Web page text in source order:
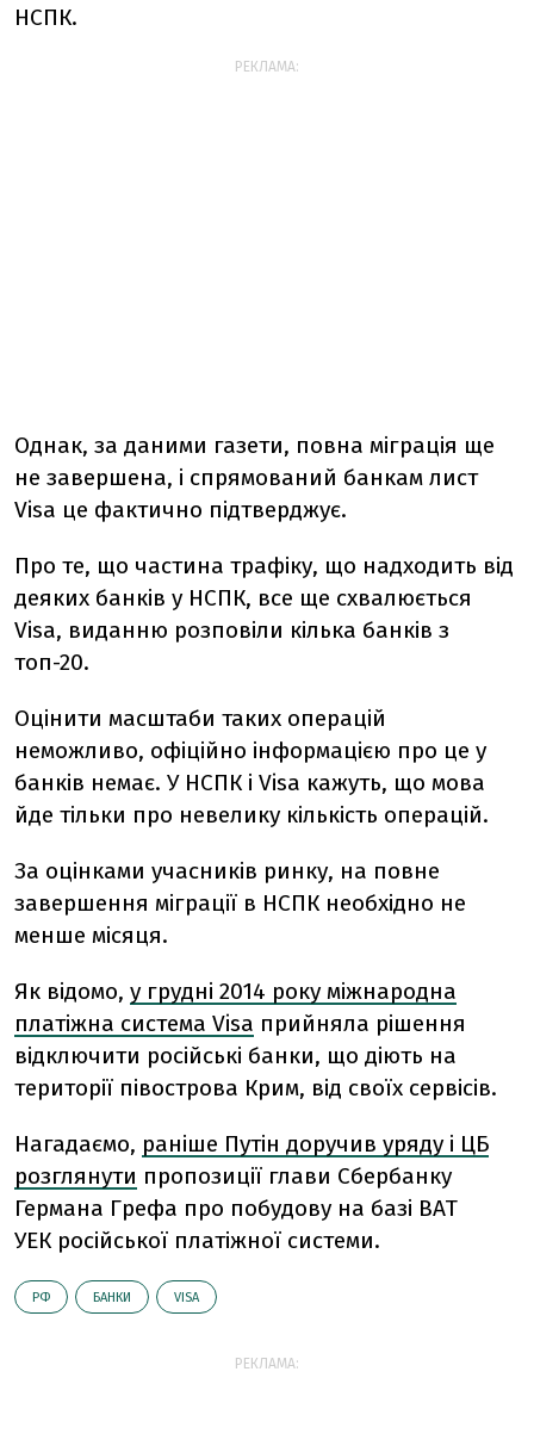
НСПК.
РЕКЛАМА:
Однак, за даними газети, повна міграція ще
не завершена, і спрямований банкам лист
Visa це фактично підтверджує.
Про те, що частина трафіку, що надходить від
деяких банків у НСПК, все ще схвалюється
Visa, виданню розповіли кілька банків з
топ-20.
Оцінити масштаби таких операцій
неможливо, офіційно інформацією про це у
банків немає. У НСПК і Visa кажуть, що мова
йде тільки про невелику кількість операцій.
За оцінками учасників ринку, на повне
завершення міграції в НСПК необхідно не
менше місяця.
Як відомо, у грудні 2014 року міжнародна
платіжна система Visa прийняла рішення
відключити російські банки, що діють на
території півострова Крим, від своїх сервісів.
Нагадаємо, раніше Путін доручив уряду і ЦБ
розглянути пропозиції глави Сбербанку
Германа Грефа про побудову на базі ВАТ
УЕК російської платіжної системи.
РФ БАНКИ VISA
РЕКЛАМА: